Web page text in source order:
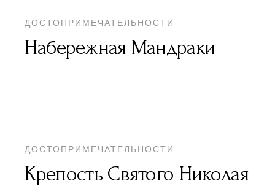
ДОСТОПРИМЕЧАТЕЛЬНОСТИ
Набережная Мандраки
ДОСТОПРИМЕЧАТЕЛЬНОСТИ
Крепость Святого Николая